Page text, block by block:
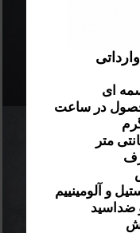
ای
و آلومینییم
ضداسید